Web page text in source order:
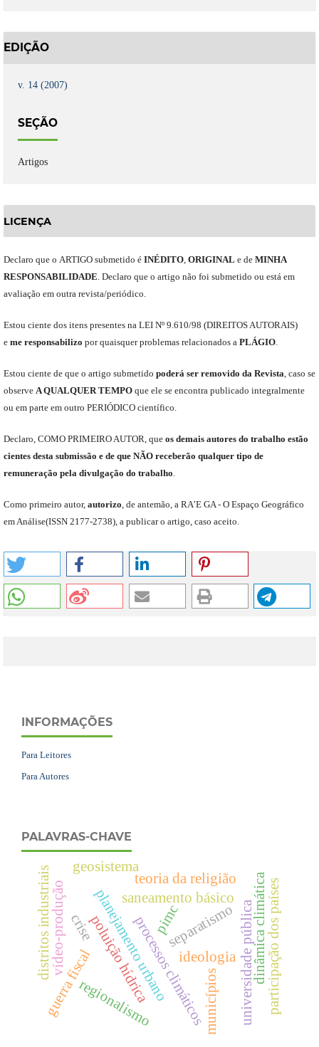
EDIÇÃO
v. 14 (2007)
SEÇÃO
Artigos
LICENÇA
Declaro que o ARTIGO submetido é INÉDITO, ORIGINAL ede MINHA
RESPONSABILIDADE Declaro que o artigo não foi submetido ou está em
avaliação em outra revista/periódico.
Estou ciente dos itens presentes na LEI Nº 9.610/98 (DIREITOS AUTORAIS)
e meresponsabilizo por quaisquer problemas relacionados a PLÁGIO.
Estou ciente de que o artigo submetido poderá ser removido da Revista caso se
observe A QUALQUER TEMPOque elese encontra publicado integralmente
ou em parte em outro PERIÓDICOcientífico.
Declaro COMO PRIMEIRO AUTOR que os demais autores do trabalho estão
cientes desta submissão e de que NÃOreceberão qualquer tipo de
remuneração pela divulgação do trabalho
Como primeiro autor, autorizo de antemão, a RA’E GA - O Espaço Geográfico
em Análise(ISSN 2177-2738), a publicar o artigo, caso aceito.
INFORMAÇÕES
Para Leitores
Para Autores
PALAVRAS-CHAVE
planejamento urbano ideologia
processos climáticos
poluição hídrica
saneamento básico
universidade pública
regionalismo
separatismo
crise
guerra fiscal dinâmica climática
vídeo-produção
teoria da religião
pimc participação dos países
geosistema
municípios
distritos industriais